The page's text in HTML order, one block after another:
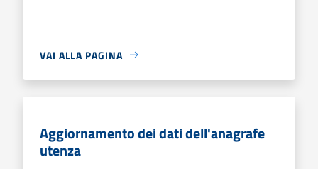
VAI ALLA PAGINA
Aggiornamento dei dati dell'anagrafe
utenza